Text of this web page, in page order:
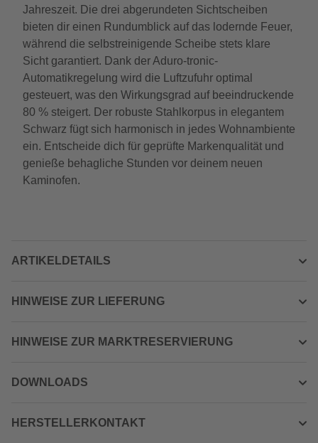
Jahreszeit. Die drei abgerundeten Sichtscheiben
bieten dir einen Rundumblick auf das lodernde Feuer,
während die selbstreinigende Scheibe stets klare
Sicht garantiert. Dank der Aduro-tronic-
Automatikregelung wird die Luftzufuhr optimal
gesteuert, was den Wirkungsgrad auf beeindruckende
80 % steigert. Der robuste Stahlkorpus in elegantem
Schwarz fügt sich harmonisch in jedes Wohnambiente
ein. Entscheide dich für geprüfte Markenqualität und
genieße behagliche Stunden vor deinem neuen
Kaminofen.
ARTIKELDETAILS
HINWEISE ZUR LIEFERUNG
HINWEISE ZUR MARKTRESERVIERUNG
DOWNLOADS
HERSTELLERKONTAKT